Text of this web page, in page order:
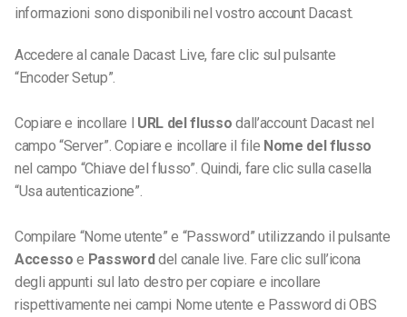
informazioni sono disponibili nel vostro account Dacast.
Accedere al canale Dacast Live, fare clic sul pulsante
“Encoder Setup”.
Copiare e incollare l URL del flusso dall’account Dacast nel
campo “Server”. Copiare e incollare il file Nome del flusso
nel campo “Chiave del flusso”. Quindi, fare clic sulla casella
“Usa autenticazione”.
Compilare “Nome utente” e “Password” utilizzando il pulsante
Accesso e Passworddel canale live. Fare clic sull’icona
degli appunti sul lato destro per copiare e incollare
rispettivamente nei campi Nome utente e Password di OBS